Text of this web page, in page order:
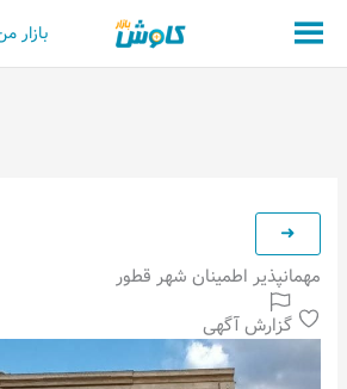
محتوا
بازار
مهمانپذیر اطمینان شهر قطور
گزارش آگهی